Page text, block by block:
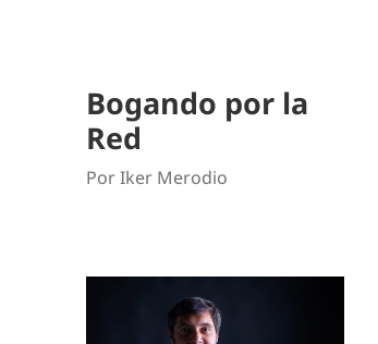
Bogando por la
Red
Por Iker Merodio